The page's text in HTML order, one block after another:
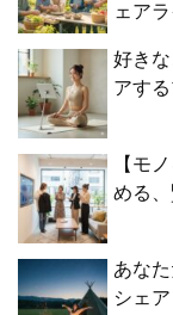
ェアラ
好き
アす
【モ
める
あな
シェ